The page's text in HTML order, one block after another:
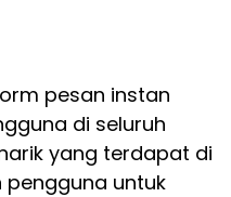
pesan instan
di seluruh
yang terdapat di
untuk